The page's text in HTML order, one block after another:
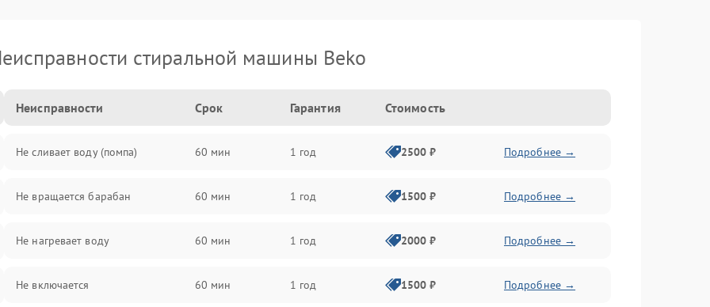
стиральной машины Beko
Неисправности Срок Гарантия Стоимость
Не сливает воду (помпа) 60 мин 1 год 2500 ₽ Подробнее →
Не вращается барабан 60 мин 1 год 1500 ₽ Подробнее →
Не нагревает воду 60 мин 1 год 2000 ₽ Подробнее →
Не включается 60 мин 1 год 1500 ₽ Подробнее →